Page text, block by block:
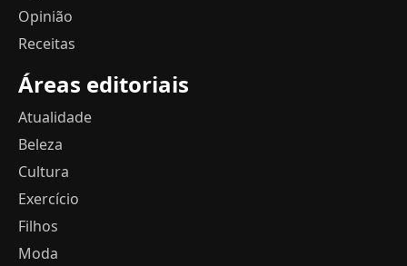
Opinião
Receitas
Áreas editoriais
Atualidade
Beleza
Cultura
Exercício
Filhos
Moda